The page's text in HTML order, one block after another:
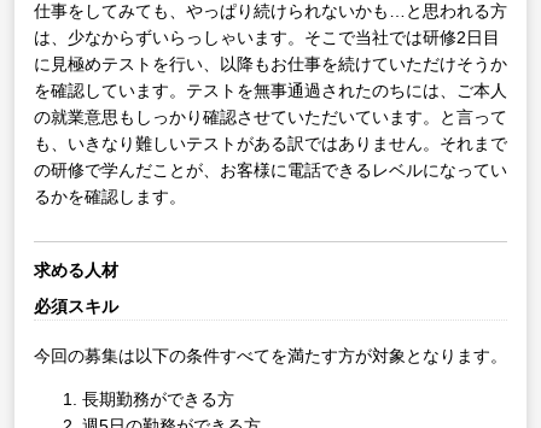
仕事をしてみても、やっぱり続けられないかも…と思われる方
は、少なからずいらっしゃいます。そこで当社では研修2日目
に見極めテストを行い、以降もお仕事を続けていただけそうか
を確認しています。テストを無事通過されたのちには、ご本人
の就業意思もしっかり確認させていただいています。と言って
も、いきなり難しいテストがある訳ではありません。それまで
の研修で学んだことが、お客様に電話できるレベルになってい
るかを確認します。
求める人材
必須スキル
今回の募集は以下の条件すべてを満たす方が対象となります。
長期勤務ができる方